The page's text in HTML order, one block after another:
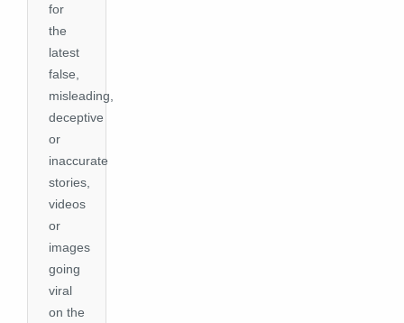
for
the
latest
false,
misleading,
deceptive
or
inaccurate
stories,
videos
or
images
going
viral
on the